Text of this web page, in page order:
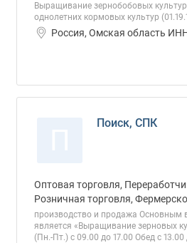
Выращивание зернобобовых
однолетних кормовых культур
Россия, Омская область
Поиск, СПК
Оптовая торговля,
Розничная торговля,
производство и продажа Основным
является «Выращивание зерновых
(Пн.-Пт.) с 09.00 до 17.00 Обед с 13.00